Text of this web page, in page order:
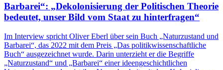
Barbarei“: „Dekolonisierung der Politischen Theorie
bedeutet, unser Bild vom Staat zu hinterfragen“
Im Interview spricht Oliver Eberl über sein Buch „Naturzustand und
Barbarei“, das 2022 mit dem Preis „Das politikwissenschaftliche
Buch“ ausgezeichnet wurde. Darin unterzieht er die Begriffe
„Naturzustand“ und „Barbarei“ einer ideengeschichtlichen